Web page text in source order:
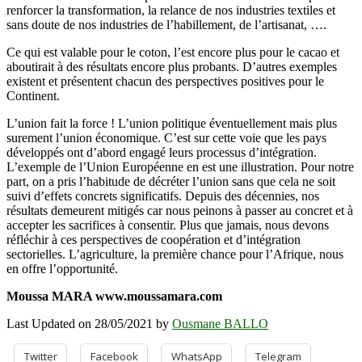
renforcer la transformation, la relance de nos industries textiles et
sans doute de nos industries de l’habillement, de l’artisanat, ….
Ce qui est valable pour le coton, l’est encore plus pour le cacao et
aboutirait à des résultats encore plus probants. D’autres exemples
existent et présentent chacun des perspectives positives pour le
Continent.
L’union fait la force ! L’union politique éventuellement mais plus
surement l’union économique. C’est sur cette voie que les pays
développés ont d’abord engagé leurs processus d’intégration.
L’exemple de l’Union Européenne en est une illustration. Pour notre
part, on a pris l’habitude de décréter l’union sans que cela ne soit
suivi d’effets concrets significatifs. Depuis des décennies, nos
résultats demeurent mitigés car nous peinons à passer au concret et à
accepter les sacrifices à consentir. Plus que jamais, nous devons
réfléchir à ces perspectives de coopération et d’intégration
sectorielles. L’agriculture, la première chance pour l’Afrique, nous
en offre l’opportunité.
Moussa MARA www.moussamara.com
Last Updated on 28/05/2021 by Ousmane BALLO
Twitter Facebook WhatsApp Telegram